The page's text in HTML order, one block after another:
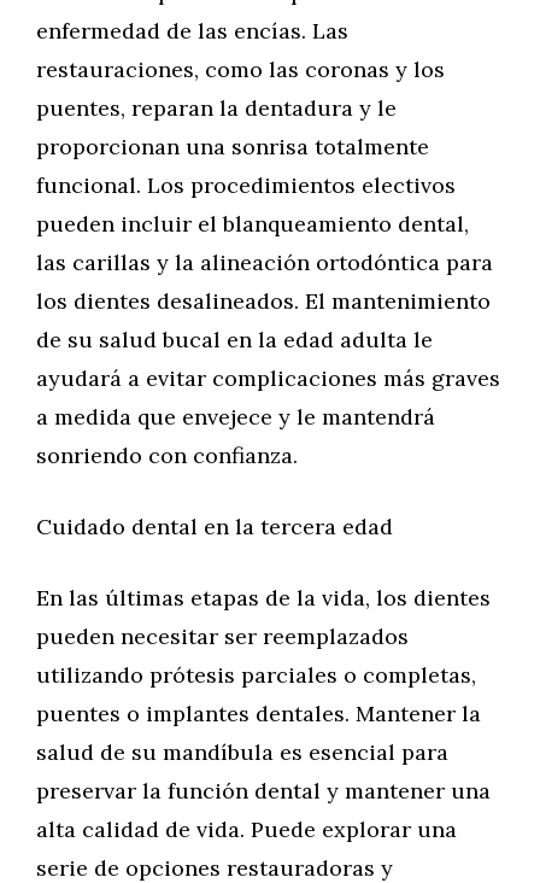
enfermedad de las encías. Las
restauraciones, como las coronas y los
puentes, reparan la dentadura y le
proporcionan una sonrisa totalmente
funcional. Los procedimientos electivos
pueden incluir el blanqueamiento dental,
las carillas y la alineación ortodóntica para
los dientes desalineados. El mantenimiento
de su salud bucal en la edad adulta le
ayudará a evitar complicaciones más graves
a medida que envejece y le mantendrá
sonriendo con confianza.
Cuidado dental en la tercera edad
En las últimas etapas de la vida, los dientes
pueden necesitar ser reemplazados
utilizando prótesis parciales o completas,
puentes o implantes dentales. Mantener la
salud de su mandíbula es esencial para
preservar la función dental y mantener una
alta calidad de vida. Puede explorar una
serie de opciones restauradoras y